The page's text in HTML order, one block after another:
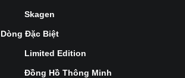
Skagen
Dòng Đặc Biệt
Limited Edition
Đồng Hồ Thông Minh